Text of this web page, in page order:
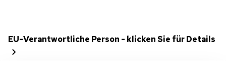
EU-Verantwortliche Person - klicken Sie für Details